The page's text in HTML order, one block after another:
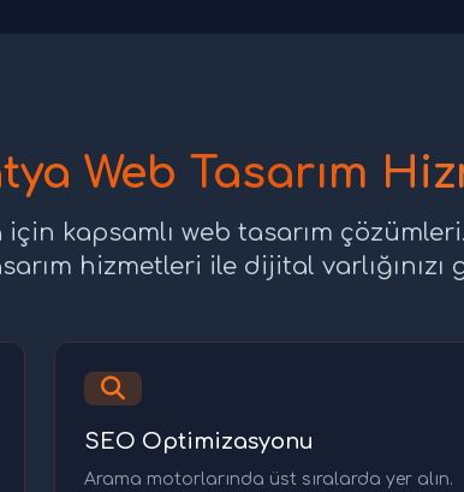
Web Tasarım
için kapsamlı web tasarım
hizmetleri ile dijital varlığınızı
SEO Optimizasyonu
Arama motorlarında üst sıralarda yer alın.